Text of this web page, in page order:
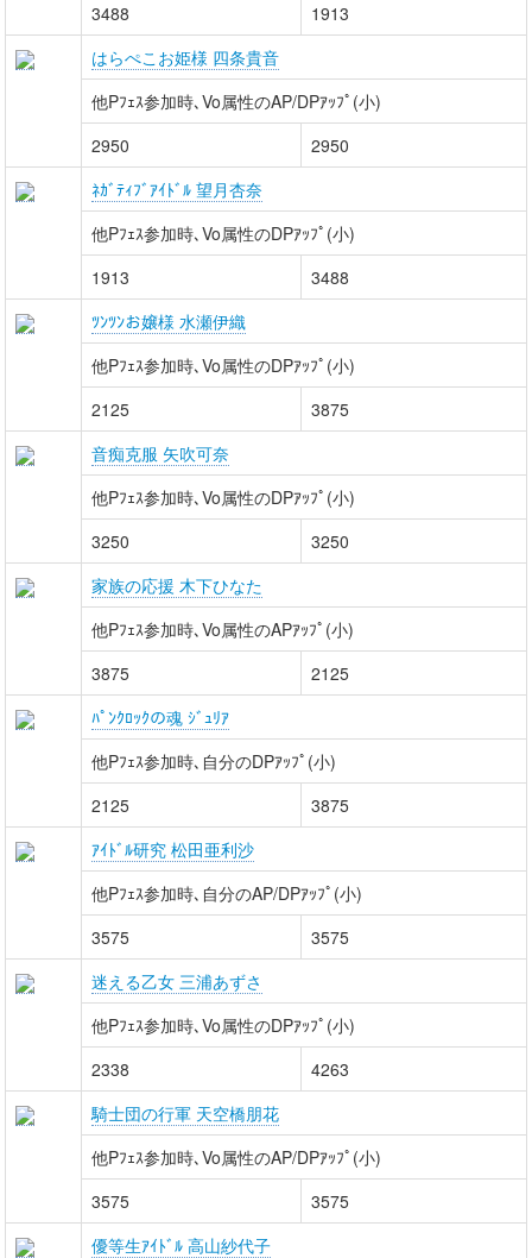
3488
1913
はらぺこお姫様 四条貴音
他Pﾌｪｽ参加時､Vo属性のAP/DPｱｯﾌﾟ(小)
2950
2950
ﾈｶﾞﾃｨﾌﾞｱｲﾄﾞﾙ 望月杏奈
他Pﾌｪｽ参加時､Vo属性のDPｱｯﾌﾟ(小)
1913
3488
ﾂﾝﾂﾝお嬢様 水瀬伊織
他Pﾌｪｽ参加時､Vo属性のDPｱｯﾌﾟ(小)
2125
3875
音痴克服 矢吹可奈
他Pﾌｪｽ参加時､Vo属性のDPｱｯﾌﾟ(小)
3250
3250
家族の応援 木下ひなた
他Pﾌｪｽ参加時､Vo属性のAPｱｯﾌﾟ(小)
3875
2125
ﾊﾟﾝｸﾛｯｸの魂 ｼﾞｭﾘｱ
他Pﾌｪｽ参加時､自分のDPｱｯﾌﾟ(小)
2125
3875
ｱｲﾄﾞﾙ研究 松田亜利沙
他Pﾌｪｽ参加時､自分のAP/DPｱｯﾌﾟ(小)
3575
3575
迷える乙女 三浦あずさ
他Pﾌｪｽ参加時､Vo属性のDPｱｯﾌﾟ(小)
2338
4263
騎士団の行軍 天空橋朋花
他Pﾌｪｽ参加時､Vo属性のAP/DPｱｯﾌﾟ(小)
3575
3575
優等生ｱｲﾄﾞﾙ 高山紗代子